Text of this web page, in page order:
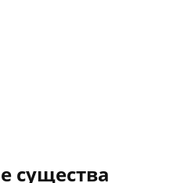
существа